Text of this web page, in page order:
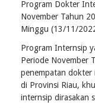
Program Dokter
November Tahun
Minggu (13/11/
Program Internsip
Periode November
penempatan dokter
di Provinsi Riau,
internsip dirasakan